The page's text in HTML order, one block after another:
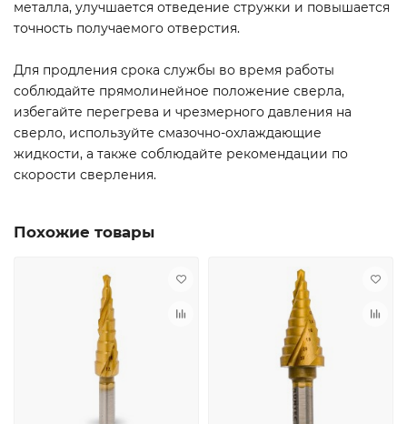
металла, улучшается отведение стружки и повышается
точность получаемого отверстия.
Для продления срока службы во время работы
соблюдайте прямолинейное положение сверла,
избегайте перегрева и чрезмерного давления на
сверло, используйте смазочно-охлаждающие
жидкости, а также соблюдайте рекомендации по
скорости сверления.
Похожие товары